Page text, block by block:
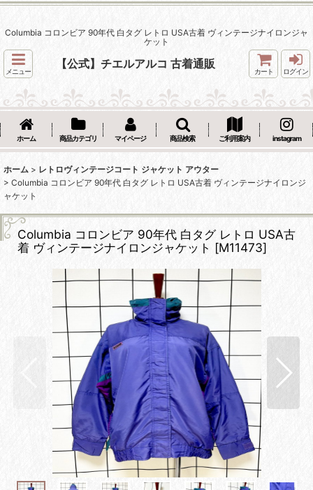
Columbia コロンビア 90年代 白タグ レトロ USA古着 ヴィンテージナイロンジャ
ケット
メニュー
【公式】チエルアルコ 古着通販
カート ログイン
ホーム 商品カテゴリ マイページ 商品検索 ご利用案内 instagram
ホーム > レトロヴィンテージコート ジャケット アウター
> Columbia コロンビア 90年代 白タグ レトロ USA古着 ヴィンテージナイロンジ
ャケット
Columbia コロンビア 90年代 白タグ レトロ USA古
着 ヴィンテージナイロンジャケット [M11473]